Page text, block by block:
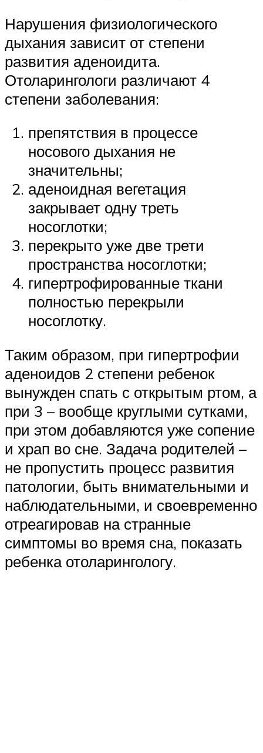
Нарушения физиологического
дыхания зависит от степени
развития аденоидита.
Отоларингологи различают 4
степени заболевания:
препятствия в процессе
носового дыхания не
значительны;
аденоидная вегетация
закрывает одну треть
носоглотки;
перекрыто уже две трети
пространства носоглотки;
гипертрофированные ткани
полностью перекрыли
носоглотку.
Таким образом, при гипертрофии
аденоидов 2 степени ребенок
вынужден спать с открытым ртом, а
при 3 – вообще круглыми сутками,
при этом добавляются уже сопение
и храп во сне. Задача родителей –
не пропустить процесс развития
патологии, быть внимательными и
наблюдательными, и своевременно
отреагировав на странные
симптомы во время сна, показать
ребенка отоларингологу.